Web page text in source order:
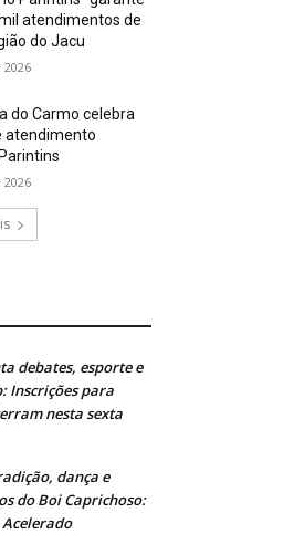
atendimentos de
do Jacu
do Carmo celebra
atendimento
debates, esporte e
Inscrições para
nesta sexta
dança e
do Boi Caprichoso:
Acelerado